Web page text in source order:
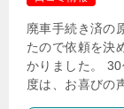
廃車手続き済の
たので依頼を決
かりました。
度は、お喜びの